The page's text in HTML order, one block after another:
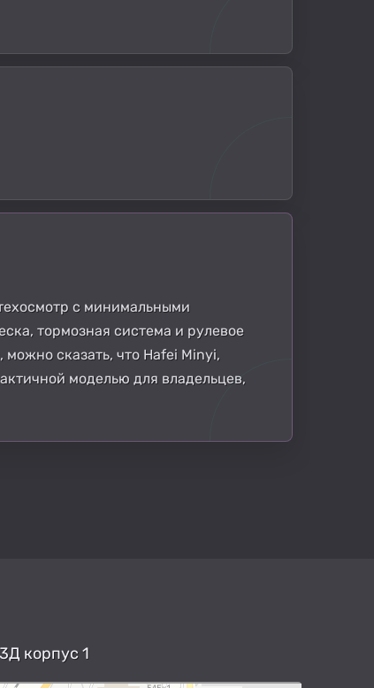
с минимальными
тормозная система и рулевое
сказать, что Hafei Minyi,
моделью для владельцев,
корпус 1